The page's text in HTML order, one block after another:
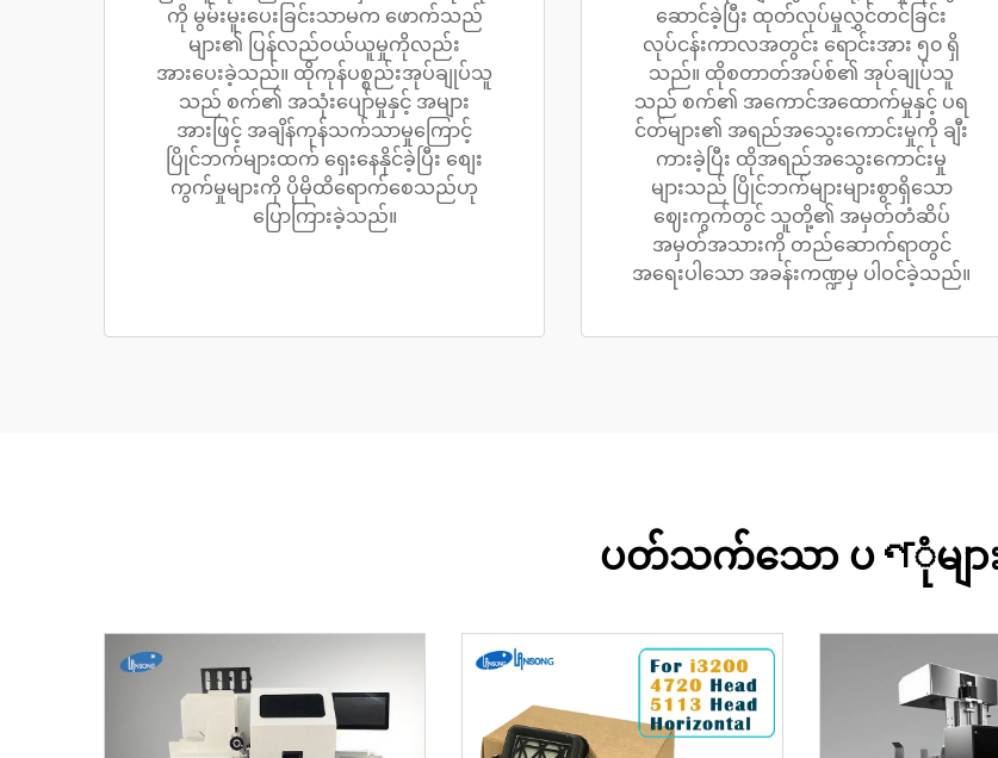
ကို မွမ်းမူးပေးခြင်းသာမက ဖောက်သည်
များ၏ ပြန်လည်ဝယ်ယူမှုကိုလည်း
အားပေးခဲ့သည်။ ထိုကုန်ပစ္စည်းအုပ်ချုပ်သူ
သည် စက်၏ အသုံးပျော်မှုနှင့် အများ
အားဖြင့် အချိန်ကုန်သက်သာမှုကြောင့်
ပြိုင်ဘက်များထက် ရှေးနေနိုင်ခဲ့ပြီး စျေး
ကွက်မှုများကို ပိုမိုထိရောက်စေသည်ဟု
ပြောကြားခဲ့သည်။
ဆောင်ခဲ့ပြီး ထုတ်လုပ်မှုလွှင်တင်ခြင်း
လုပ်ငန်းကာလအတွင်း ရောင်းအား ၅၀ ရှိ
သည်။ ထိုစတာတ်အပ်စ်၏ အုပ်ချုပ်သူ
သည် စက်၏ အကောင်အထောက်မှုနှင့် ပရ
င်တ်များ၏ အရည်အသွေးကောင်းမှုကို ချီး
ကားခဲ့ပြီး ထိုအရည်အသွေးကောင်းမှု
များသည် ပြိုင်ဘက်များများစွာရှိသော
ဈေးကွက်တွင် သူတို့၏ အမှတ်တံဆိပ်
အမှတ်အသားကို တည်ဆောက်ရာတွင်
အရေးပါသော အခန်းကဏ္ဍမှ ပါဝင်ခဲ့သည်။
ပတ်သက်သော ပণုံမျာ